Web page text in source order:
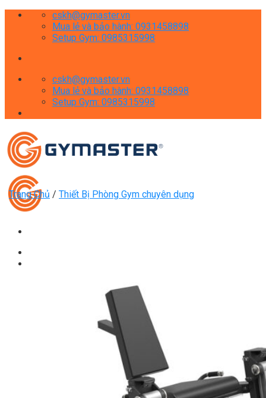
Skip
cskh@gymaster.vn
Mua lẻ và bảo hành: 0931458898
Setup Gym: 0985315998
cskh@gymaster.vn
Mua lẻ và bảo hành: 0931458898
Setup Gym: 0985315998
Xe Đạp Tập Thể Dục
Máy Tập Thể Dục ( Cardio )
Máy Chạy Bộ
Xe Đạp Tập Thể Dục
Xe đạp ngồi có tựa lưng
Máy Trượt Tuyết
Máy Chèo Thuyền
Máy Leo Cầu Thang
Máy Rung Bụng
Trang Chủ / Thiết Bị Phòng Gym chuyên dụng